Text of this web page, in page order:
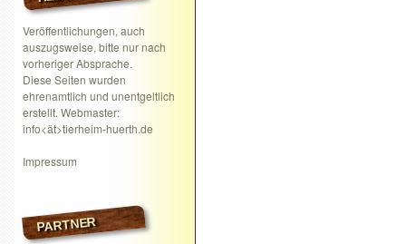
Veröffentlichungen, auch
auszugsweise, bitte nur nach
vorheriger Absprache.
Diese Seiten wurden
ehrenamtlich und unentgeltlich
erstellt. Webmaster:
info<ät>tierheim-huerth.de
Impressum
PARTNER